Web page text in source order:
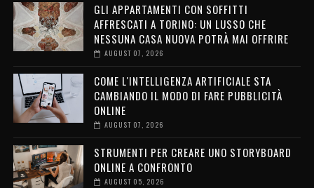
GLI APPARTAMENTI CON SOFFITTI
AFFRESCATI A TORINO: UN LUSSO CHE
NESSUNA CASA NUOVA POTRÀ MAI OFFRIRE
AUGUST 07, 2026
COME L'INTELLIGENZA ARTIFICIALE STA
CAMBIANDO IL MODO DI FARE PUBBLICITÀ
ONLINE
AUGUST 07, 2026
STRUMENTI PER CREARE UNO STORYBOARD
ONLINE A CONFRONTO
AUGUST 05, 2026